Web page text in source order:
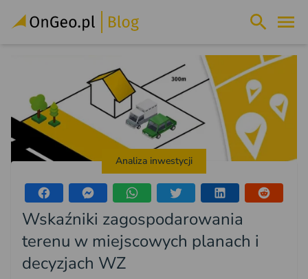
Analiza inwestycji
Wskaźniki zagospodarowania
terenu w miejscowych planach i
decyzjach WZ